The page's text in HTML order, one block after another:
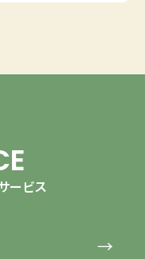
ービス
→